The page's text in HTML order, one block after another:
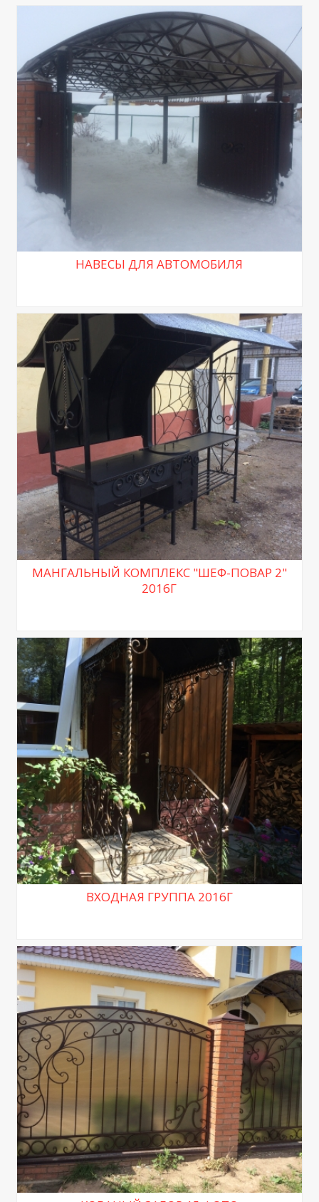
НАВЕСЫ ДЛЯ АВТОМОБИЛЯ
МАНГАЛЬНЫЙ КОМПЛЕКС "ШЕФ-ПОВАР 2"
2016Г
ВХОДНАЯ ГРУППА 2016Г